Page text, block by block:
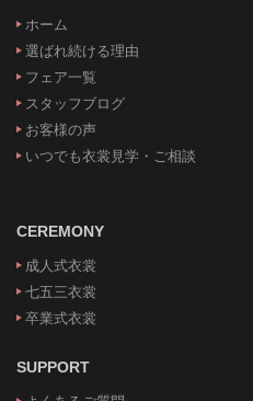
ホーム
選ばれ続ける理由
フェア一覧
スタッフブログ
お客様の声
いつでも衣裳見学・ご相談
CEREMONY
成人式衣裳
七五三衣裳
卒業式衣裳
SUPPORT